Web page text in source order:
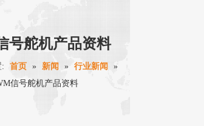
号舵机产品资料
: 首页 » 新闻 » 行业新闻
»
信号舵机产品资料